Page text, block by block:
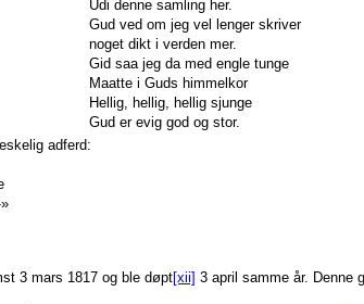
Udi denne samling her.
Gud ved om jeg vel lenger skriver
noget dikt i verden mer.
Gid saa jeg da med engle tunge
Maatte i Guds himmelkor
Hellig, hellig, hellig sjunge
Gud er evig god og stor.
adferd:
3 mars 1817 og ble døpt[xii] 3 april samme år. Denne